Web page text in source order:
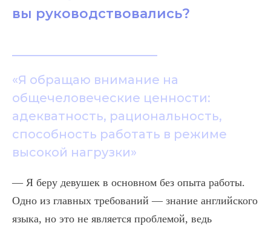
вы руководствовались?
«Я обращаю внимание на
общечеловеческие ценности:
адекватность, рациональность,
способность работать в режиме
высокой нагрузки»
— Я беру девушек в основном без опыта работы.
Одно из главных требований — знание английского
языка, но это не является проблемой, ведь